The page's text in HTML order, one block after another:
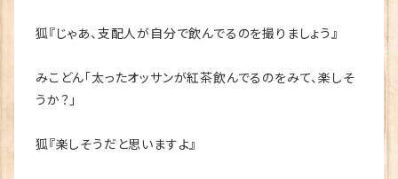
狐『じゃあ、支配人が自分で飲んでるのを撮りましょう』
みこどん「太ったオッサンが紅茶飲んでるのをみて、楽しそ
うか？」
狐『楽しそうだと思いますよ』